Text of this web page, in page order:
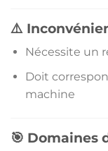
⚠️
Nécessite un
Doit
machine
🎯 Domaines